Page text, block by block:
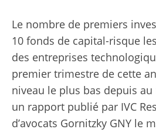
Le nombre de premiers
10 fonds de capital-risque
des entreprises
premier trimestre de cette
niveau le plus bas depuis
un rapport publié par IVC
d’avocats Gornitzky GNY le